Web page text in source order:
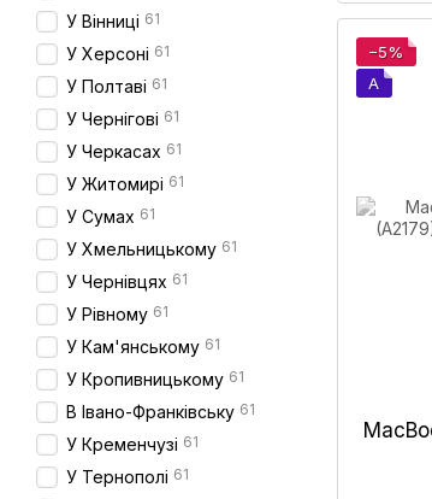
−5%
A
У Вінниці 61
У Херсоні 61
У Полтаві 61
У Чернігові 61
У Черкасах 61
У Житомирі 61
У Сумах 61
У Хмельницькому 61
У Чернівцях 61
У Рівному 61
У Кам'янському 61
У Кропивницькому 61
В Івано-Франківську 61
У Кременчузі 61
У Тернополі 61